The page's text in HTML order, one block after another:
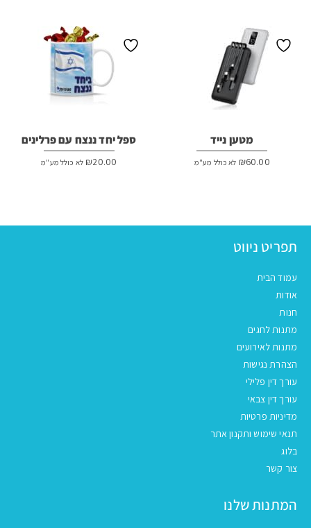
מטען נייד
₪60.00 לא כולל מע"מ
ספל יחד ננצח עם פרלינים
₪20.00 לא כולל מע"מ
תפריט ניווט
עמוד הבית
אודות
חנות
מתנות לחגים
מתנות לאירועים
הצהרת נגישות
עורך דין פלילי
עורך דין צבאי
מדיניות פרטיות
תנאי שימוש ותקנון אתר
בלוג
צור קשר
המתנות שלנו